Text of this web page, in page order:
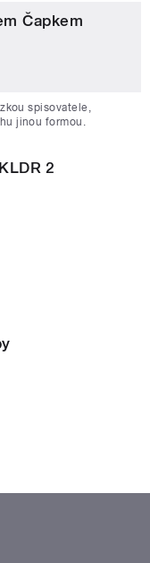
Čapkem
spisovatele,
jinou formou.
2